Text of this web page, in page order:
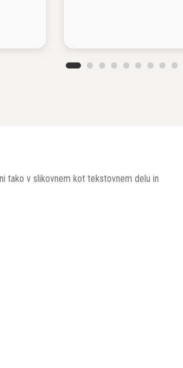
tako v slikovnem kot tekstovnem delu in